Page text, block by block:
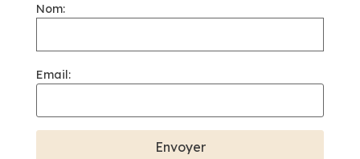
Nom:
Email: